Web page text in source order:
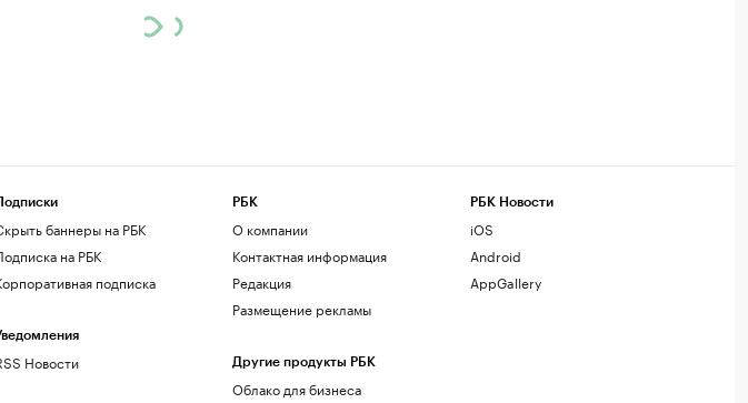
баннеры на РБК
на РБК
подписка
Новости
РБК
О компании
Контактная информация
Редакция
Размещение рекламы
Другие продукты РБК
Облако для бизнеса
РБК Новости
iOS
Android
AppGallery